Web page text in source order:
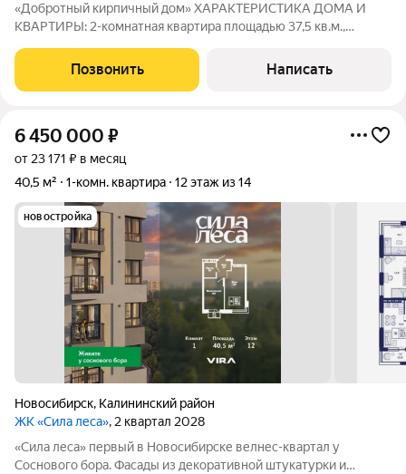
«Добротный кирпичный дом» ХАРАКТЕРИСТИКА ДОМА И
КВАРТИРЫ: 2-комнатная квартира площадью 37,5 кв.м.,
отсутствие шума с улицы Дом - 1950 г постройки: толстые
кирпичные стены (хорошая тепло- и
Позвонить Написать
6 450 000 ₽
от 23 171 ₽ в месяц
40,5 м²
1-комн. квартира 12 этаж из 14
новостройка
Новосибирск, Калининский район
ЖК «Сила леса», 2 квартал 2028
«Сила леса» первый в Новосибирске велнес-квартал у
Соснового бора. Фасады из декоративной штукатурки и